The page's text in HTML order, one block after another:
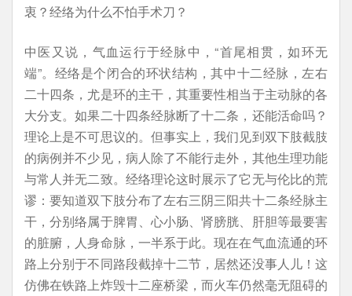
衷？经络为什么不怕手术刀？
中医又说，气血运行于经脉中，“首尾相贯，如环无
端”。经络是个闭合的环状结构，其中十二经脉，左右
二十四条，尤是环的主干，其重要性相当于主动脉的各
大分支。如果二十四条经脉断了十二条，还能活命吗？
理论上是不可思议的。但事实上，我们见到双下肢截肢
的病例并不少见，病人除了不能行走外，其他生理功能
与常人并无二致。经络理论这时展示了它无与伦比的荒
谬：要知道双下肢分布了左右三阴三阳共十二条经脉主
干，分别络属于脾胃、心小肠、肾膀胱、肝胆等最要害
的脏腑，人身命脉，一半系于此。现在在气血流通的环
路上分别于不同路段截掉十二节，居然还没事人儿！这
仿佛在铁路上炸毁十二座桥梁，而火车仍然毫无阻碍的